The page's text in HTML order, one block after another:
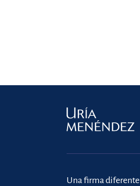
Una firma diferente